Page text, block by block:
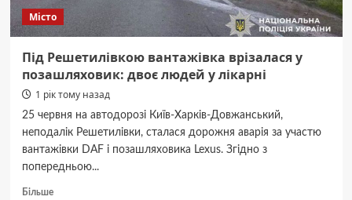
Місто
Під Решетилівкою вантажівка врізалася у
позашляховик: двоє людей у лікарні
1 рік тому назад
25 червня на автодорозі Київ-Харків-Довжанський,
неподалік Решетилівки, сталася дорожня аварія за участю
вантажівки DAF і позашляховика Lexus. Згідно з
попередньою...
БільшеДокладніше